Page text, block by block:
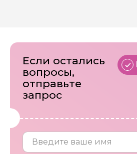
Если остались
вопросы,
отправьте
запрос